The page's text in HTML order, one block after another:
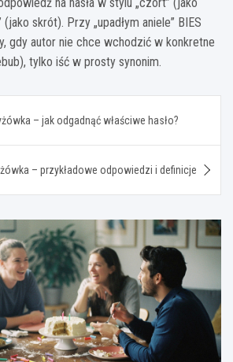
skrót). Przy „upadłym aniele” BIES
gdy autor nie chce wchodzić w konkretne
tylko iść w prosty synonim.
– jak odgadnąć właściwe hasło?
– przykładowe odpowiedzi i definicje